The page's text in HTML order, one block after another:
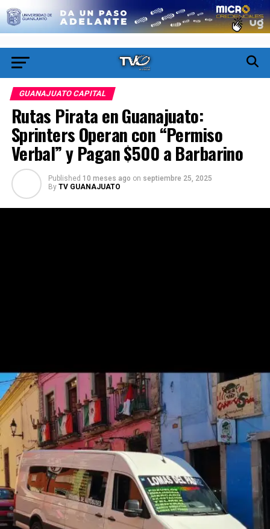
GUANAJUATO CAPITAL
Rutas Pirata en Guanajuato:
Sprinters Operan con “Permiso
Verbal” y Pagan $500 a Barbarino
Published 10 meses ago on septiembre 25, 2025
By TV GUANAJUATO